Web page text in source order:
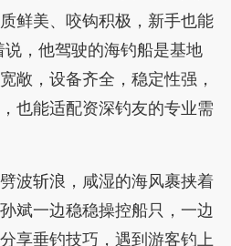
，孙斌都会全程手把手教
家，孙斌精通海钓技巧、船
多项技能，熟悉胶州湾海域
群习性。“小港湾这片海域
、鲈鱼等鱼种繁多，尤其是
鲜美、咬钩积极，新手也能
，他驾驶的海钓船是基地